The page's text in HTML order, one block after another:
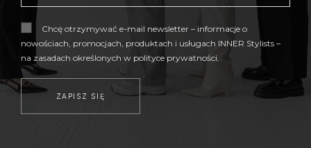
okazję.
CENA OD500,00ZŁ
zobacz więcej
Chcę otrzymywać e-mail newsletter – informacje o
nowościach, promocjach, produktach i usługach INNER Stylists –
na zasadach określonych w polityce prywatności.